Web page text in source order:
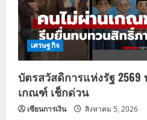
เศรษฐกิจ
บัตรสวัสดิการแห่งรัฐ
เกณฑ์ เช็กด่วน
เซียนการเงิน สิงหาคม 5, 2026